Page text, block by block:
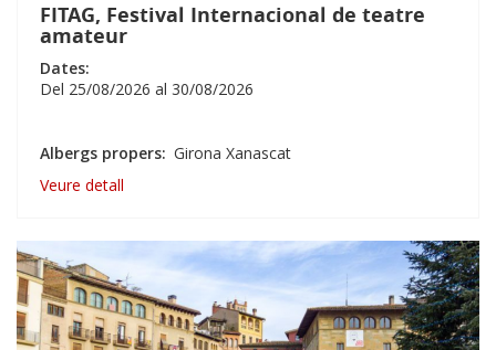
FITAG, Festival Internacional de teatre
amateur
Dates:
Del 25/08/2026 al 30/08/2026
Albergs propers Girona Xanascat
Veure detall